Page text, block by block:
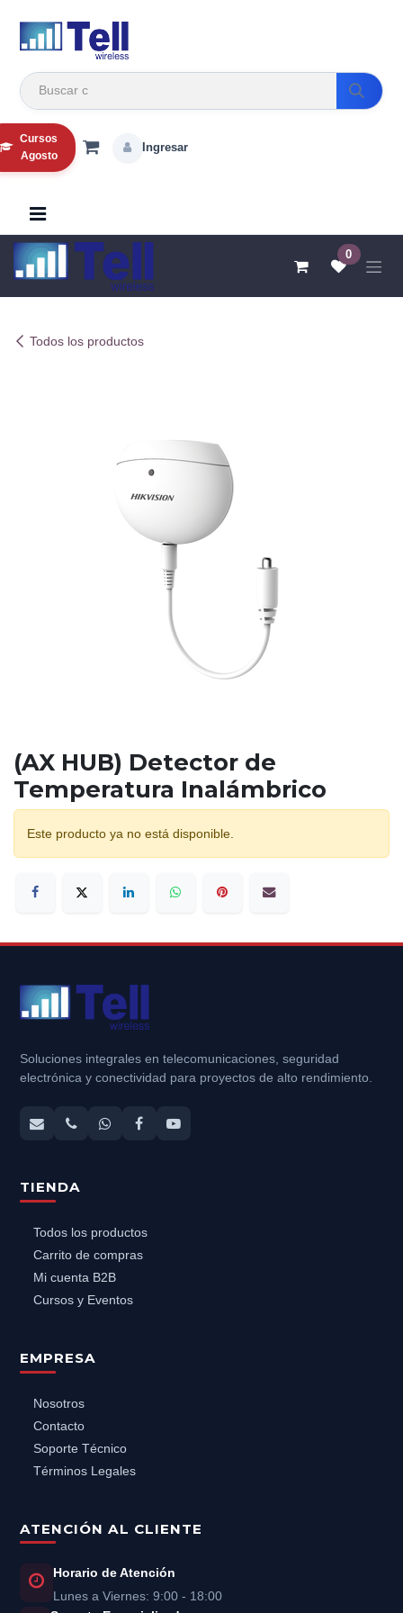
Cursos
Agosto
Ingresar
0
Todos los productos
(AX HUB) Detector de
Temperatura Inalámbrico
Este producto ya no está disponible.
Soluciones integrales en telecomunicaciones, seguridad
electrónica y conectividad para proyectos de alto rendimiento.
TIENDA
Todos los productos
Carrito de compras
Mi cuenta B2B
Cursos y Eventos
EMPRESA
Nosotros
Contacto
Soporte Técnico
Términos Legales
ATENCIÓN AL CLIENTE
Horario de Atención
Lunes a Viernes: 9:00 - 18:00